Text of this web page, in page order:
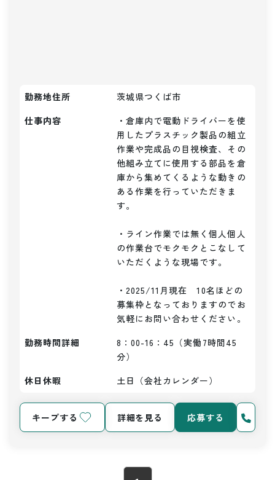
勤務地住所
茨城県つくば市
仕事内容
・倉庫内で電動ドライバーを使
用したプラスチック製品の組立
作業や完成品の目視検査、その
他組み立てに使用する部品を倉
庫から集めてくるような動きの
ある作業を行っていただきま
す。
・ライン作業では無く個人個人
の作業台でモクモクとこなして
いただくような現場です。
・2025/11月現在　10名ほどの
募集枠となっておりますのでお
気軽にお問い合わせください。
勤務時間詳細
8：00-16：45（実働7時間45
分）
休日休暇
土日（会社カレンダー）
キープする 詳細を見る 応募する